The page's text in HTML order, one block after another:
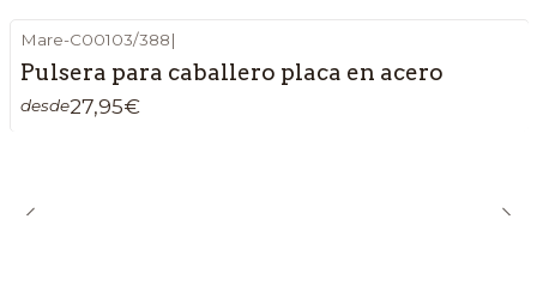
Mare-C00103/388|
Pulsera para caballero placa en acero
desde27,95€